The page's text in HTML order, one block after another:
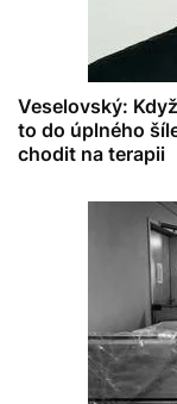
Veselovský:
to do úplného
chodit na terapii